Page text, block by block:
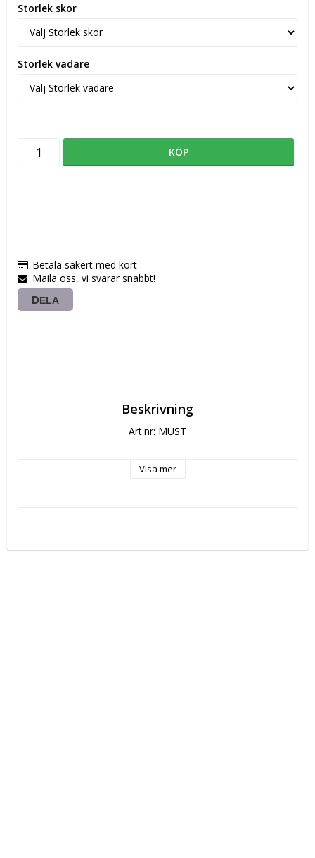
Storlek skor
Storlek vadare
KÖP
Betala säkert med kort
Maila oss, vi svarar snabbt!
DELA
Beskrivning
Art.nr: MUST
Visa mer